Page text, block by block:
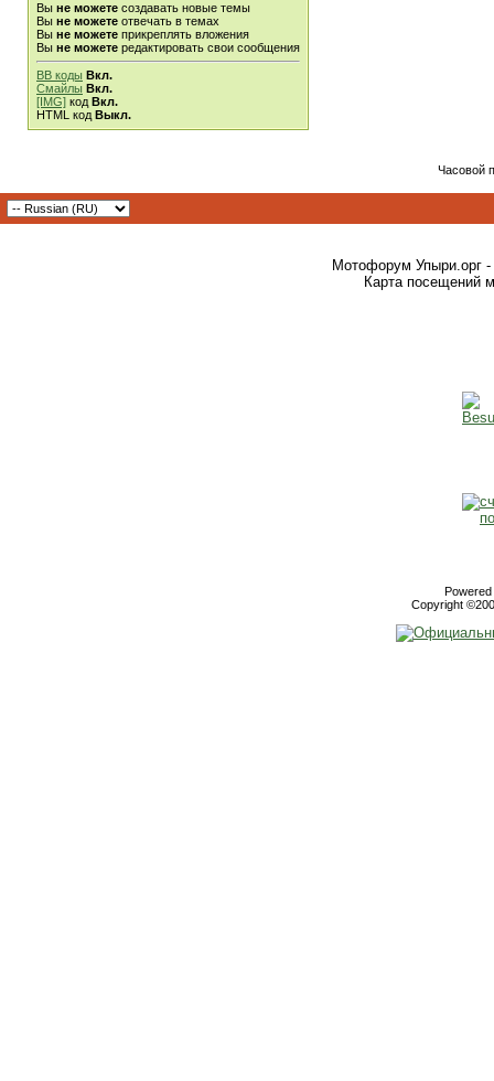
Вы не можете создавать новые темы
Вы не можете отвечать в темах
Вы не можете прикреплять вложения
Вы не можете редактировать свои сообщения
BB коды Вкл.
Смайлы Вкл.
[IMG] код Вкл.
HTML код Выкл.
Часовой
Мотофорум Упыри.орг -
Карта посещений
Copyright